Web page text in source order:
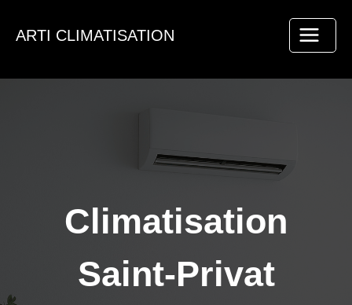
ARTI CLIMATISATION
Climatisation
Saint-Privat